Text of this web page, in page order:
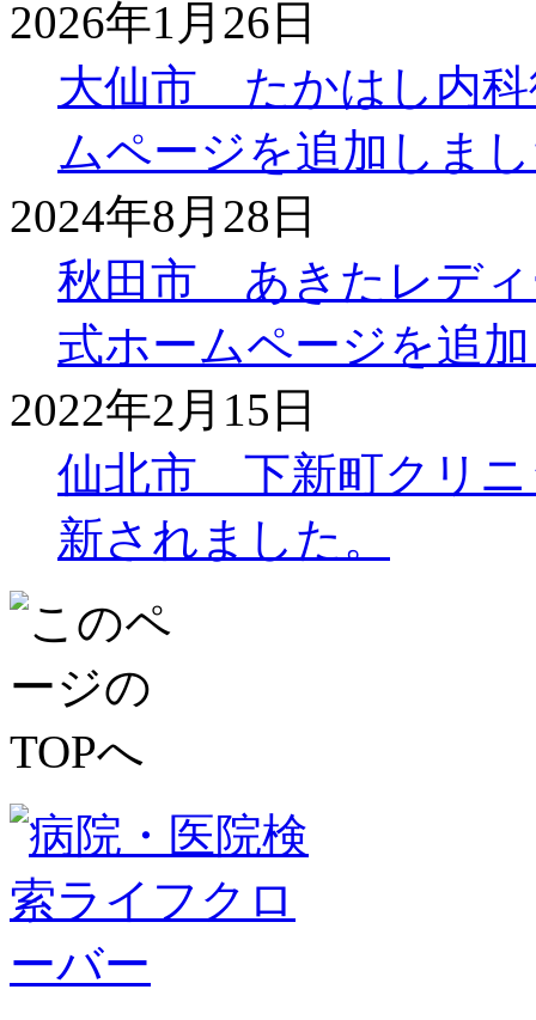
2026年1月26日
大仙市 たかはし内科
ムページを追加しま
2024年8月28日
秋田市 あきたレディ
式ホームページを追
2022年2月15日
仙北市 下新町クリニ
新されました。